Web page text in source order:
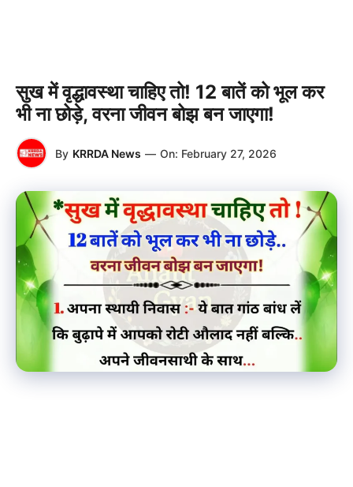
सुख में वृद्धावस्था चाहिए तो! 12 बातें को भूल कर
भी ना छोड़े, वरना जीवन बोझ बन जाएगा!
By KRRDA News — On: February 27, 2026